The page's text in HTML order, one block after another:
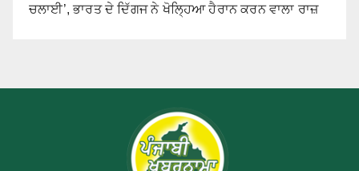
ਚਲਾਈ’, ਭਾਰਤ ਦੇ ਦਿੱਗਜ ਨੇ ਖੋਲ੍ਹਿਆ ਹੈਰਾਨ ਕਰਨ ਵਾਲਾ ਰਾਜ਼